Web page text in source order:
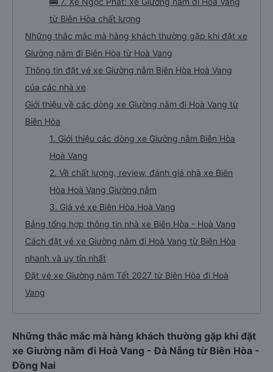
từ Biên Hòa chất lượng
Những thắc mắc mà hàng khách thường gặp khi đặt xe
Giường nằm đi Biên Hòa từ Hoà Vang
Thông tin đặt vé xe Giường nằm Biên Hòa Hoà Vang
của các nhà xe
Giới thiệu về các dòng xe Giường nằm đi Hoà Vang từ
Biên Hòa
1. Giới thiệu các dòng xe Giường nằm Biên Hòa
Hoà Vang
2. Về chất lượng, review, đánh giá nhà xe Biên
Hòa Hoà Vang Giường nằm
3. Giá vé xe Biên Hòa Hoà Vang
Bảng tổng hợp thông tin nhà xe Biên Hòa - Hoà Vang
Cách đặt vé xe Giường nằm đi Hoà Vang từ Biên Hòa
nhanh và uy tín nhất
Đặt vé xe Giường nằm Tết 2027 từ Biên Hòa đi Hoà
Vang
Những thắc mắc mà hàng khách thường gặp khi đặt
xe Giường nằm đi Hoà Vang - Đà Nẵng từ Biên Hòa -
Đồng Nai